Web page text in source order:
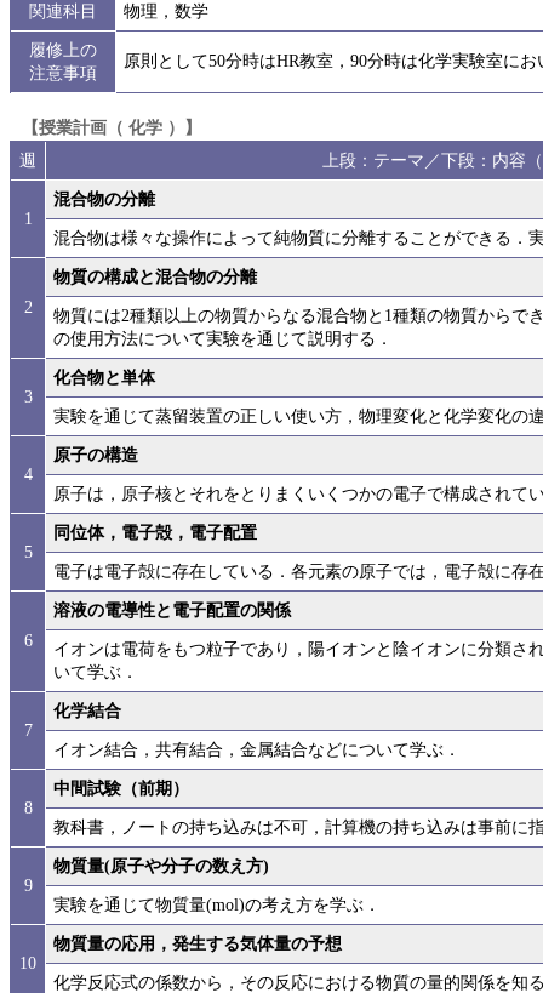
関連科目
物理，数学
履修上の
注意事項
原則として50分時はHR教室，90分時は化学実験室に
【授業計画（ 化学 ）】
週
上段：テーマ／下段：内容
1
混合物の分離
混合物は様々な操作によって純物質に分離することができる．
2
物質の構成と混合物の分離
物質には2種類以上の物質からなる混合物と1種類の物質からで
の使用方法について実験を通じて説明する．
3
化合物と単体
実験を通じて蒸留装置の正しい使い方，物理変化と化学変化の
4
原子の構造
原子は，原子核とそれをとりまくいくつかの電子で構成されて
5
同位体，電子殻，電子配置
電子は電子殻に存在している．各元素の原子では，電子殻に存
6
溶液の電導性と電子配置の関係
イオンは電荷をもつ粒子であり，陽イオンと陰イオンに分類さ
いて学ぶ．
7
化学結合
イオン結合，共有結合，金属結合などについて学ぶ．
8
中間試験（前期）
教科書，ノートの持ち込みは不可，計算機の持ち込みは事前に
9
物質量(原子や分子の数え方)
実験を通じて物質量(mol)の考え方を学ぶ．
10
物質量の応用，発生する気体量の予想
化学反応式の係数から，その反応における物質の量的関係を知